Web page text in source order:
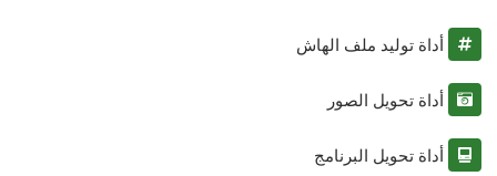
أداة توليد ملف الهاش
أداة تحويل الصور
أداة تحويل البرنامج